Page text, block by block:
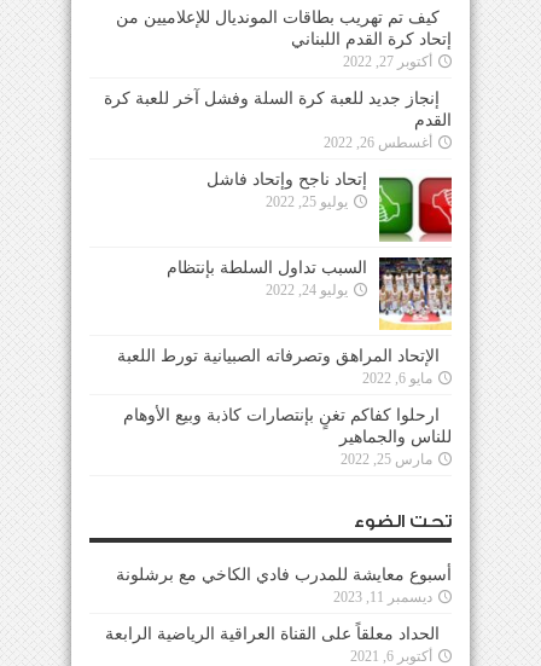
كيف تم تهريب بطاقات المونديال للإعلاميين من
إتحاد كرة القدم اللبناني
أكتوبر 27, 2022
إنجاز جديد للعبة كرة السلة وفشل آخر للعبة كرة
القدم
أغسطس 26, 2022
إتحاد ناجح وإتحاد فاشل
يوليو 25, 2022
السبب تداول السلطة بإنتظام
يوليو 24, 2022
الإتحاد المراهق وتصرفاته الصبيانية تورط اللعبة
مايو 6, 2022
ارحلوا كفاكم تغنٍ بإنتصارات كاذبة وبيع الأوهام
للناس والجماهير
مارس 25, 2022
تحت الضوء
أسبوع معايشة للمدرب فادي الكاخي مع برشلونة
ديسمبر 11, 2023
الحداد معلقاً على القناة العراقية الرياضية الرابعة
أكتوبر 6, 2021